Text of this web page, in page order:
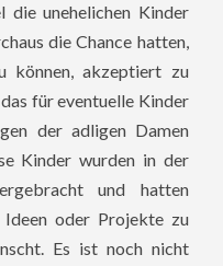
die unehelichen Kinder
die Chance hatten,
können, akzeptiert zu
für eventuelle Kinder
der adligen Damen
Kinder wurden in der
und hatten
Ideen oder Projekte zu
Es ist noch nicht